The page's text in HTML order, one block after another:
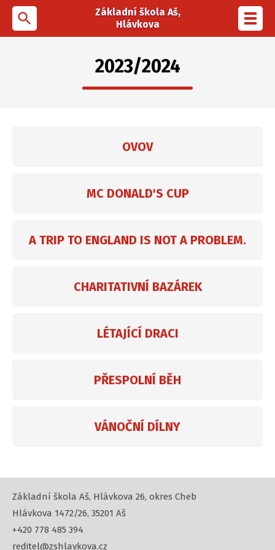
search
Základní škola Aš,
Hlávkova
2023/2024
OVOV
MC DONALD'S CUP
A TRIP TO ENGLAND IS NOT A PROBLEM.
CHARITATIVNÍ BAZÁREK
LÉTAJÍCÍ DRACI
PŘESPOLNÍ BĚH
VÁNOČNÍ DÍLNY
Základní škola Aš, Hlávkova 26, okres Cheb
Hlávkova 1472/26, 35201 Aš
+420 778 485 394
reditel@zshlavkova.cz